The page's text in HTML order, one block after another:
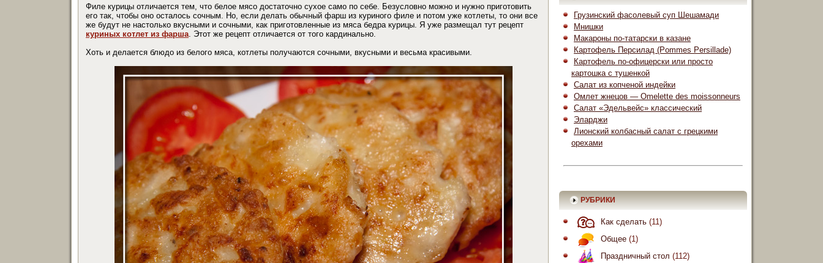
Филе курицы отличается тем, что белое мясо достаточно сухое само по себе. Безусловно можно и нужно приготовить
его так, чтобы оно осталось сочным. Но, если делать обычный фарш из куриного филе и потом уже котлеты, то они все
же будут не настолько вкусными и сочными, как приготовленные из мяса бедра курицы. Я уже размещал тут рецепт
куриных котлет из фарша . Этот же рецепт отличается от того кардинально.
Хоть и делается блюдо из белого мяса, котлеты получаются сочными, вкусными и весьма красивыми.
Грузинский фасолевый суп Шешамади
Мнишки
Макароны по-татарски в казане
Картофель Персилад (Pommes Persillade)
Картофель по-офицерски или просто
картошка с тушенкой
Салат из копченой индейки
Омлет жнецов — Omelette des moissonneurs
Салат «Эдельвейс» классический
Эларджи
Лионский колбасный салат с грецкими
орехами
РУБРИКИ
Как сделать (11)
Общее (1)
Праздничный стол (112)